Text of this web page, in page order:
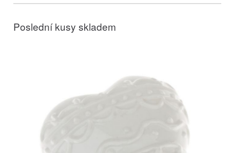
Poslední kusy skladem